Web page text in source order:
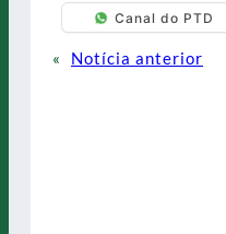
Canal do PTD
«
Notícia anterior